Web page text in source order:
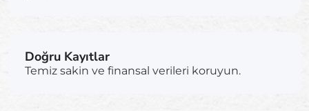
Doğru Kayıtlar
Temiz sakin ve finansal verileri koruyun.